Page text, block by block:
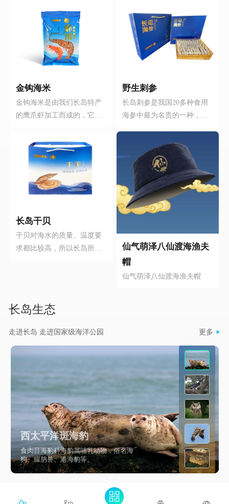
金钩海米
金钩海米是由我们长岛特产
的鹰爪虾加工而成的，它含
素等多种对人体有益的成
分，而它含有的天然虾青素
是世界上最强的天然抗氧化
剂，它能保护皮肤健康、促
进毛发生长、抗衰老、缓解
老人、孕妇尤有益补的功
效。它的做法也简单：炒
菜、调馅儿只要你能做出来
长岛干贝
干贝对海水的质量、温度要
求都比较高，所以长岛所出
种营养元素和维生素，特别
病等疾病的人群食用。它的
鲜美的味道呈现的淋漓尽
致，还可以蒸蛋糕，凉拌等
等，哪怕是直接吃都是非常
鲜美的。
野生刺参
长岛刺参是我国20多种食用
海参中最为名贵的一种，我
由岛的刺参。我们的海参都
是选用车由岛4-6年的野生刺
参，而且加工手法最大限度
的保留了海参的营养成分。
因为生长周期长，它的肉质
就肥厚，蛋白质中氨基酸的
参。长岛刺参不论男女老
少，还是术后、产妇、哺乳
期和亚健康人群都是最好的
补品。
仙气萌泽八仙渡海渔夫
帽
仙气萌泽八仙渡海渔夫帽
长岛生态
走进长岛 走进国家级海洋公园 更多 
西太平洋斑海豹
食肉目海豹科海豹属哺乳动物，俗名海
狗、腽肭兽、港海豹等。